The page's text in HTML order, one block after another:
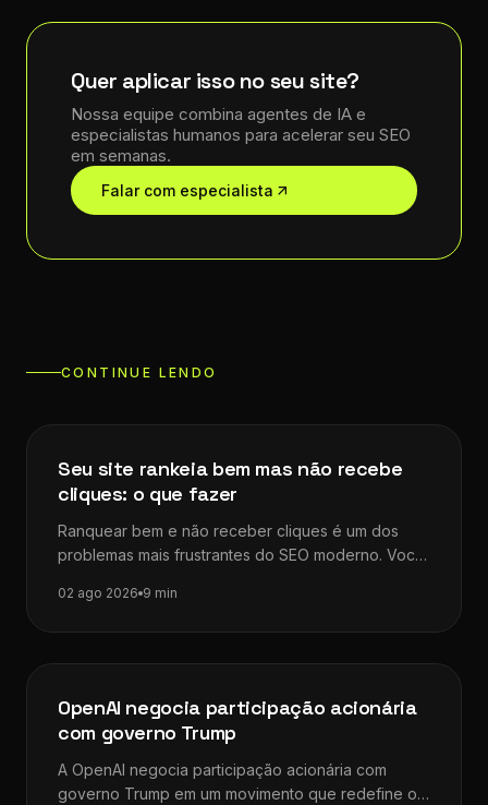
Quer aplicar isso no seu site?
Nossa equipe combina agentes de IA e
especialistas humanos para acelerar seu SEO
em semanas.
Falar com especialista
CONTINUE LENDO
Dicas de SEO
Seu site rankeia bem mas não recebe
cliques: o que fazer
Ranquear bem e não receber cliques é um dos
problemas mais frustrantes do SEO moderno. Você
02 ago 2026 9 min
Dicas de SEO
OpenAI negocia participação acionária
com governo Trump
A OpenAI negocia participação acionária com
governo Trump em um movimento que redefine os